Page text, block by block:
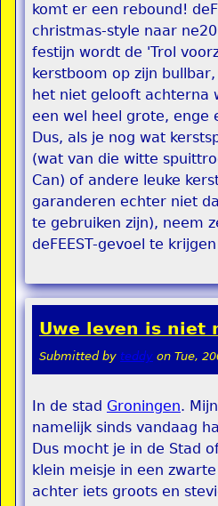
komt er een rebound!
christmas-style naar
festijn wordt de 'Trol
kerstboom op zijn
het niet gelooft achterna
een wel heel grote, enge
Dus, als je nog wat
(wat van die witte
Can) of andere leuke
garanderen echter niet
te gebruiken zijn), neem
deFEEST-gevoel te
Uwe leven is niet
Submitted by teddy on Tue,
In de stad Groningen.
namelijk sinds vandaag
Dus mocht je in de Stad
klein meisje in een
achter iets groots en